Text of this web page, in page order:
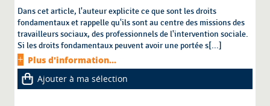
Dans cet article, l'auteur explicite ce que sont les droits
fondamentaux et rappelle qu'ils sont au centre des missions des
travailleurs sociaux, des professionnels de l'intervention sociale.
Si les droits fondamentaux peuvent avoir une portée s[...]
Plus d'information...
Ajouter à ma sélection